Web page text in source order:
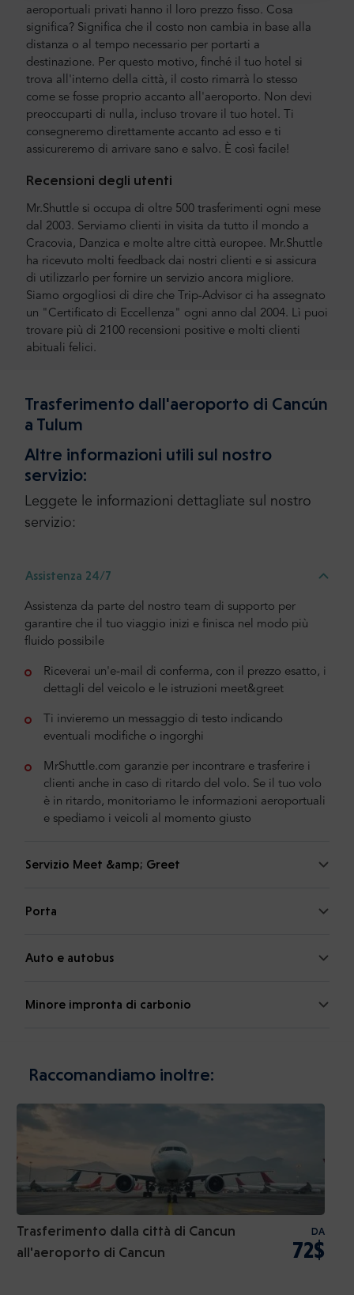
aeroportuali privati hanno il loro prezzo fisso. Cosa
significa? Significa che il costo non cambia in base alla
distanza o al tempo necessario per portarti a
destinazione. Per questo motivo, finché il tuo hotel si
trova all'interno della città, il costo rimarrà lo stesso
come se fosse proprio accanto all'aeroporto. Non devi
preoccuparti di nulla, incluso trovare il tuo hotel. Ti
consegneremo direttamente accanto ad esso e ti
assicureremo di arrivare sano e salvo. È così facile!
Recensioni degli utenti
Mr.Shuttle si occupa di oltre 500 trasferimenti ogni mese
dal 2003. Serviamo clienti in visita da tutto il mondo a
Cracovia, Danzica e molte altre città europee. Mr.Shuttle
ha ricevuto molti feedback dai nostri clienti e si assicura
di utilizzarlo per fornire un servizio ancora migliore.
Siamo orgogliosi di dire che Trip-Advisor ci ha assegnato
un "Certificato di Eccellenza" ogni anno dal 2004. Lì puoi
trovare più di 2100 recensioni positive e molti clienti
abituali felici.
Trasferimento dall'aeroporto di Cancún
a Tulum
Altre informazioni utili sul nostro
servizio:
Leggete le informazioni dettagliate sul nostro
servizio:
Assistenza 24/7
Assistenza da parte del nostro team di supporto per
garantire che il tuo viaggio inizi e finisca nel modo più
fluido possibile
Riceverai un'e-mail di conferma, con il prezzo esatto, i
dettagli del veicolo e le istruzioni meet&greet
Ti invieremo un messaggio di testo indicando
eventuali modifiche o ingorghi
MrShuttle.com garanzie per incontrare e trasferire i
clienti anche in caso di ritardo del volo. Se il tuo volo
è in ritardo, monitoriamo le informazioni aeroportuali
e spediamo i veicoli al momento giusto
Servizio Meet &amp; Greet
Porta
Auto e autobus
Minore impronta di carbonio
Raccomandiamo inoltre:
Trasferimento dalla città di Cancun
all'aeroporto di Cancun
DA
72$